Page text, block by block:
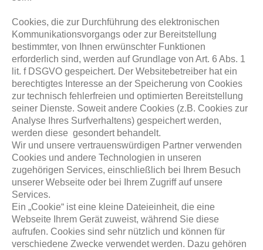
Cookies, die zur Durchführung des elektronischen
Kommunikationsvorgangs oder zur Bereitstellung
bestimmter, von Ihnen erwünschter Funktionen
erforderlich sind, werden auf Grundlage von Art. 6 Abs. 1
lit. f DSGVO gespeichert. Der Websitebetreiber hat ein
berechtigtes Interesse an der Speicherung von Cookies
zur technisch fehlerfreien und optimierten Bereitstellung
seiner Dienste. Soweit andere Cookies (z.B. Cookies zur
Analyse Ihres Surfverhaltens) gespeichert werden,
werden diese gesondert behandelt.
Wir und unsere vertrauenswürdigen Partner verwenden
Cookies und andere Technologien in unseren
zugehörigen Services, einschließlich bei Ihrem Besuch
unserer Webseite oder bei Ihrem Zugriff auf unsere
Services.
Ein „Cookie“ ist eine kleine Dateieinheit, die eine
Webseite Ihrem Gerät zuweist, während Sie diese
aufrufen. Cookies sind sehr nützlich und können für
verschiedene Zwecke verwendet werden. Dazu gehören